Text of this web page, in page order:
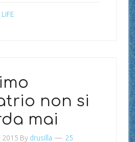
non si
mai
2015 By drusilla 25